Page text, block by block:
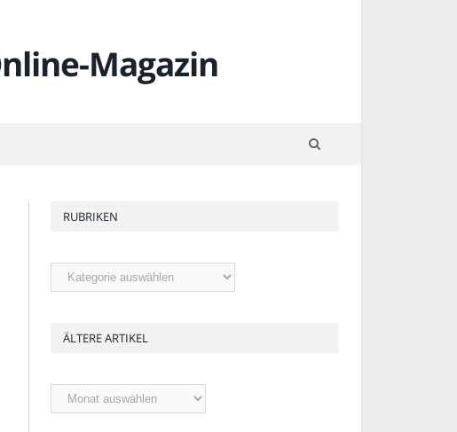
RUBRIKEN
Rubriken
ÄLTERE ARTIKEL
Ältere